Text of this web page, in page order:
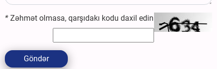
* Zəhmət olmasa, qarşıdakı kodu daxil edin
Göndər